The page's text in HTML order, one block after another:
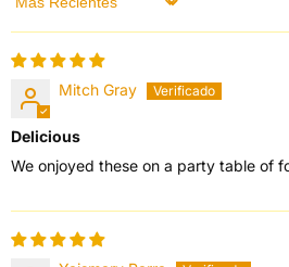
Sort by
Mitch Gray
Delicious
We onjoyed these on a party table of